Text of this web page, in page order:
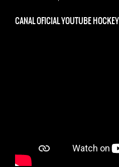
CANAL OFICIAL YOUTUBE